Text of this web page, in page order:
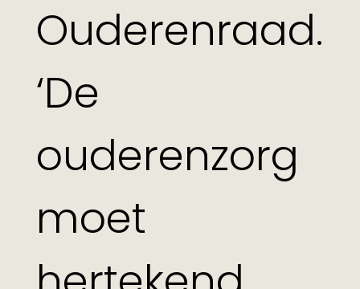
Ouderenraad.
‘De
ouderenzorg
moet